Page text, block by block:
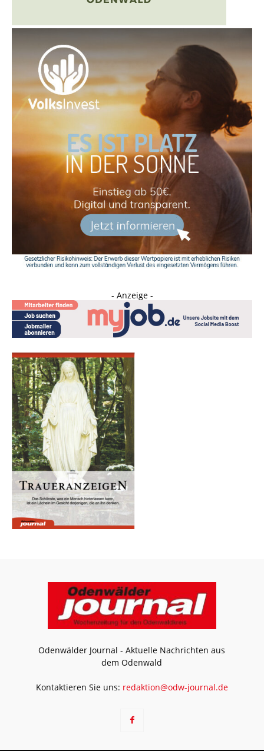
- Anzeige -
Odenwälder Journal - Aktuelle Nachrichten aus
dem Odenwald
Kontaktieren Sie uns: redaktion@odw-journal.de